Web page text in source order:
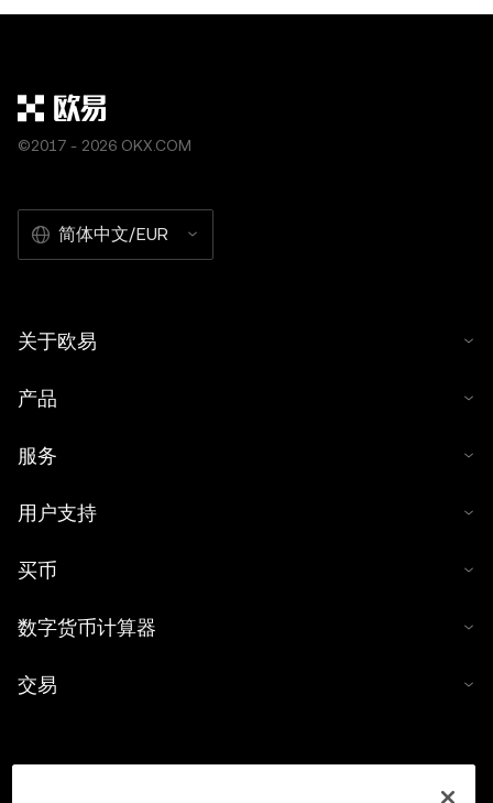
©2017 - 2026 OKX.COM
简体中文/EUR
关于欧易
产品
服务
用户支持
买币
数字货币计算器
交易